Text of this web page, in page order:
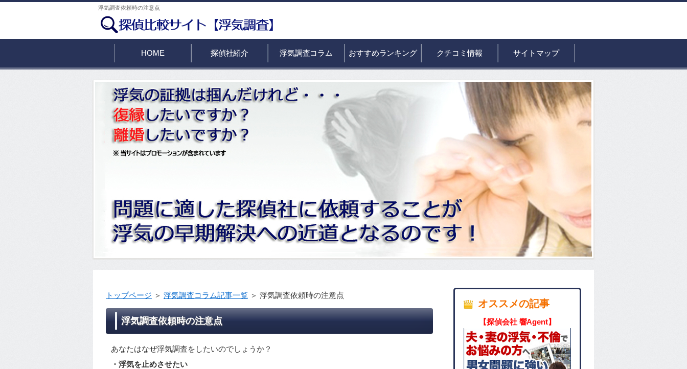
浮気調査依頼時の注意点
HOME 探偵社紹介 浮気調査コラム おすすめランキング クチコミ情報 サイトマップ
トップページ ＞ 浮気調査コラム記事一覧＞ 浮気調査依頼時の注意点
浮気調査依頼時の注意点
あなたはなぜ浮気調査をしたいのでしょうか？
・浮気を止めさせたい
オススメの記事
【探偵会社 響Agent】